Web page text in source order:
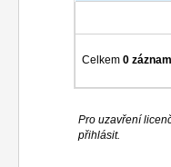
Celkem0
Pro uzavření
přihlásit.